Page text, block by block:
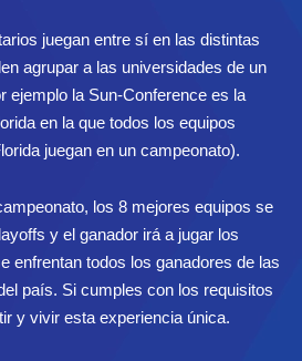
juegan entre sí en las distintas
agrupar a las universidades de un
ejemplo la Sun-Conference es la
en la que todos los equipos
juegan en un campeonato).
los 8 mejores equipos se
y el ganador irá a jugar los
enfrentan todos los ganadores de las
país. Si cumples con los requisitos
y vivir esta experiencia única.